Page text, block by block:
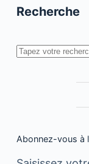
1ère
partenaire
YouTube
Recherche
Rechercher
Abonnez-vous à